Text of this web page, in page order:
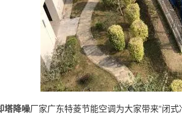
塔降噪厂家广东特菱节能空调为大家带来“闭